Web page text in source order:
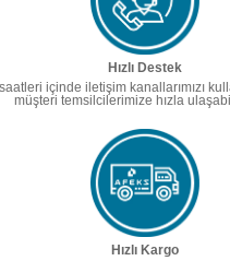
Hızlı Destek
içinde iletişim kanallarımızı
müşteri temsilcilerimize hızla
Hızlı Kargo